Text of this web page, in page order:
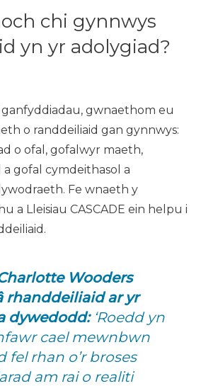
chi gynnwys
yn yr adolygiad?
gwnaethom eu
o randdeiliaid gan gynnwys:
o ofal, gofalwyr maeth,
gofal cymdeithasol a
Fe wnaeth y
a Lleisiau CASCADE ein helpu i
Wooders
rhanddeiliaid ar yr
dywedodd: ‘Roedd yn
cael mewnbwn
fel rhan o’r broses
am rai o realiti